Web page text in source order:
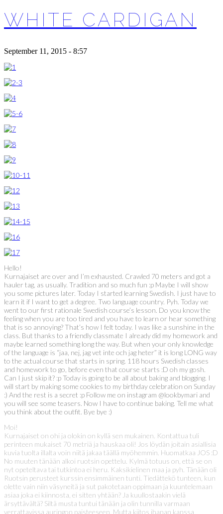
WHITE CARDIGAN
September 11, 2015 - 8:57
Hello!
Kurnajaiset are over and I’m exhausted. Crawled 70 meters and got a
hauler tag, as usually. Tradition and so much fun :p Maybe I will show
you some pictures later. Today I started learning Swedish. I just have to
learn it if I want to get a degree. Two language country. Pyh. Today we
went to our first rationale Swedish course’s lesson. Do you know the
feeling when you are too tired and you have to learn or hear something
that is so annoying? That’s how I felt today. I was like a sunshine in the
class. But thanks to a friendly classmate I already did my homework and
maybe learned something long the way. But when your only knowledge
of the language is “jaa, nej, jag vet inte och jag heter” it is long LONG way
to the actual course that starts in spring. 118 hours Swedish classes
and homework to go, before even that course starts :D oh my gosh.
Can I just skip it? :p Today is going to be all about baking and blogging. I
will start by making some cookies to my birthday celebration on Sunday
:) And the rest is a secret :p Follow me on instagram @lookbymari and
you will see some teasers. Now I have to continue baking. Tell me what
you think about the outfit. Bye bye :)
Moi!
Kurnajaiset on ohi ja olokin on kyllä sen mukainen. Kontattua tuli
perinteen mukaiset 70 metriä ja hauskaa oli! Jos löydän joitain asiallisia
kuvia tuolta illalta voin niitä jakaa täällä myöhemmin. Huomatkaa JOS :D
No muuten tänään alkoi ruotsin opettelu. Kylmä totuus on, että se on
nyt opeteltava tai tutkintoa ei heru. Kaksikielinen maa ja pyh. Tänään oli
Ruotsin perusteet kurssin ensimmäinen tunti. Tiedättekö tunteen, kun
olette vain niin väsyneitä ja sut pakotetaan oppimaan ja kuuntelemaan
asiaa joka ei kiinnosta, ei sitten yhtään? Ja kuullostaakin vielä
ärsyttävältä? Siltä musta tuntui tänään ja olin tunnilla varmaan
verrattavissa auringon paisteeseen. Mutta kiitos ihanan kanssa